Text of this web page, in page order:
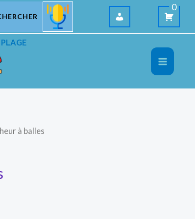
0
PLAGE
à balles